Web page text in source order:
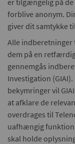
er tilgængelig på
forblive anonym.
giver dit samtykke
Alle indberetninger
dem på en
gennemgås
Investigation
bekymringer vil
at afklare de
overdrages til
uafhængig
skal holde